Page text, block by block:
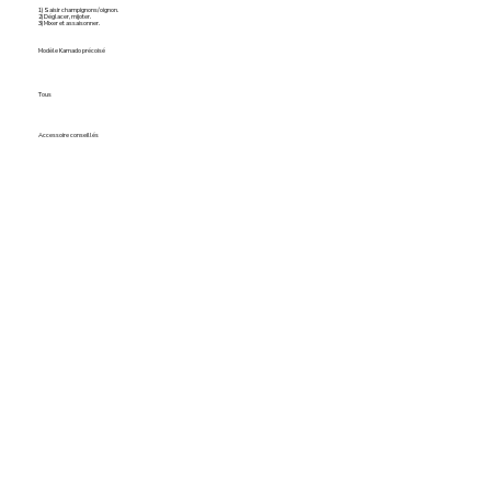
1) Saisir champignons/oignon.
2) Déglacer, mijoter.
3) Mixer et assaisonner.
Modèle Kamado précoisé
Tous
Accessoire conseillés